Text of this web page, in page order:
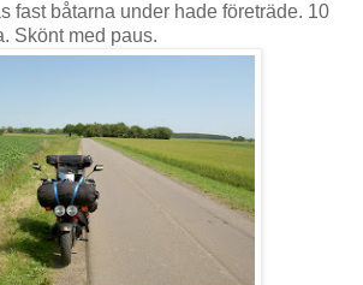
fast båtarna under hade företräde. 10
Skönt med paus.